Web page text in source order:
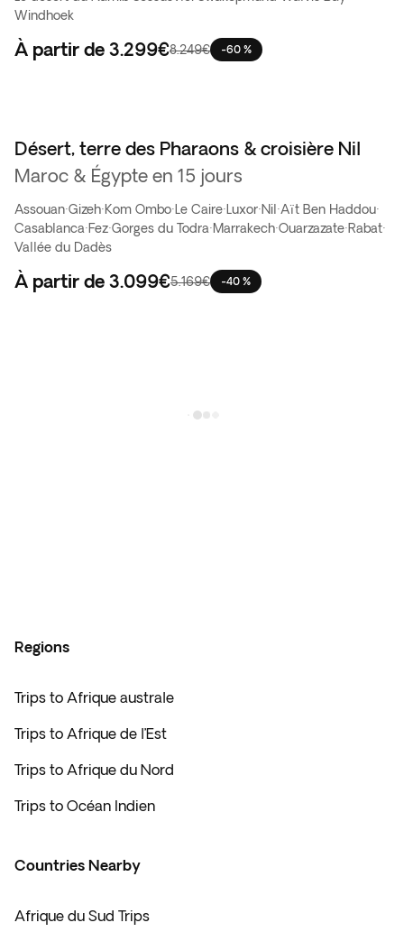
Windhoek
À partir de 3.299€8.249€ -60 %
Désert, terre des Pharaons & croisière Nil
Maroc & Égypte en 15 jours
Assouan·Gizeh·Kom Ombo· Le Caire· Luxor·Nil ·Aït Ben Haddou·
Casablanca·Fez·Gorges du Todra·Marrakech·Ouarzazate·Rabat·
Vallée du Dadès
À partir de 3.099€5.169€ -40 %
Regions
Trips to Afrique australe
Trips to Afrique de l’Est
Trips to Afrique du Nord
Trips to Océan Indien
Countries Nearby
Afrique du Sud Trips